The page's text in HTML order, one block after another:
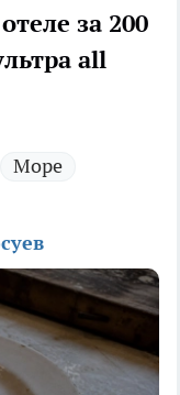
за 200
all
Море